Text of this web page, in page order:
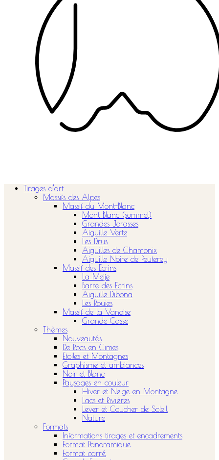
Tirages d’art
Massifs des Alpes
Massif du Mont-Blanc
Mont Blanc (sommet)
Grandes Jorasses
Aiguille Verte
Les Drus
Aiguilles de Chamonix
Aiguille Noire de Peuterey
Massif des Ecrins
La Meije
Barre des Ecrins
Aiguille Dibona
Les Rouies
Massif de la Vanoise
Grande Casse
Thèmes
Nouveautés
De Rocs en Cimes
Etoiles et Montagnes
Graphisme et ambiances
Noir et Blanc
Paysages en couleur
Hiver et Neige en Montagne
Lacs et Rivières
Lever et Coucher de Soleil
Nature
Formats
Informations tirages et encadrements
Format Panoramique
Format carré